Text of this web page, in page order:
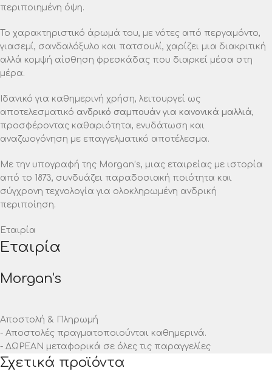
περιποιημένη όψη.
Το χαρακτηριστικό άρωμά του, με νότες από περγαμόντο,
γιασεμί, σανδαλόξυλο και πατσουλί, χαρίζει μια διακριτική
αλλά κομψή αίσθηση φρεσκάδας που διαρκεί μέσα στη
μέρα.
Ιδανικό για καθημερινή χρήση, λειτουργεί ως
αποτελεσματικό ανδρικό σαμπουάν για κανονικά μαλλιά,
προσφέροντας καθαριότητα, ενυδάτωση και
αναζωογόνηση με επαγγελματικό αποτέλεσμα.
Με την υπογραφή της Morgan’s, μιας εταιρείας με ιστορία
από το 1873, συνδυάζει παραδοσιακή ποιότητα και
σύγχρονη τεχνολογία για ολοκληρωμένη ανδρική
περιποίηση.
Εταιρία
Εταιρία
Morgan's
Αποστολή & Πληρωμή
- Αποστολές πραγματοποιούνται καθημερινά.
- ΔΩΡΕΑΝ μεταφορικά σε όλες τις παραγγελίες
Σχετικά προϊόντα